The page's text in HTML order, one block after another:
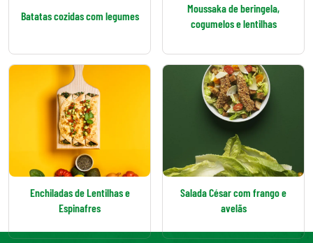
Batatas cozidas com legumes
Moussaka de beringela,
cogumelos e lentilhas
Enchiladas de Lentilhas e
Espinafres
Salada César com frango e
avelãs